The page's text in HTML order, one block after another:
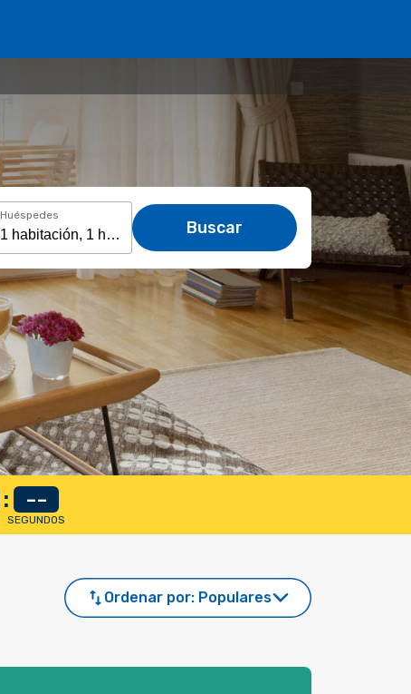
Huéspedes
Buscar
: --
SEGUNDOS
Ordenar por: Populares